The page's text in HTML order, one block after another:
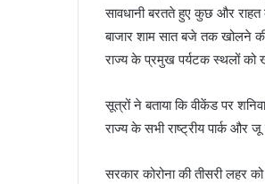
सावधानी बरतते हुए कुछ और राहत
बाजार शाम सात बजे तक खोलने
राज्य के प्रमुख पर्यटक स्थलों को
सूत्रों ने बताया कि वीकेंड पर
राज्य के सभी राष्ट्रीय पार्क और
सरकार कोरोना की तीसरी लहर